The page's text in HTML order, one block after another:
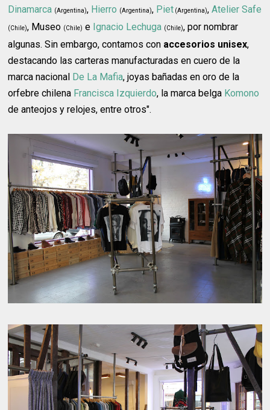
Dinamarca (Argentina), Hierro (Argentina), Piet (Argentina),Atelier Safe
(Chile), Museo (Chile) e Ignacio Lechuga (Chile), por nombrar
algunas. Sin embargo, contamos con accesorios unisex,
destacando las carteras manufacturadas en cuero de la
marca nacional De La Mafia, joyas bañadas en oro de la
orfebre chilena Francisca Izquierdo, la marca belga Komono
de anteojos y relojes, entre otros".